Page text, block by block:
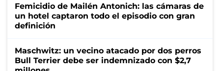
Femicidio de Mailén Antonich: las cámaras de
un hotel captaron todo el episodio con gran
definición
Maschwitz: un vecino atacado por dos perros
Bull Terrier debe ser indemnizado con $2,7